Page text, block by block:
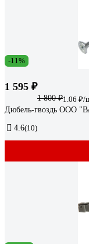
-11%
1 595 ₽
1 800 ₽1.06 ₽/
Дюбель-гвоздь ООО
4.6(10)